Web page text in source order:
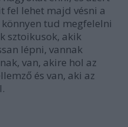
fel lehet majd vésni a
tud megfelelni
sztoikusok, akik
lépni, vannak
van, akire hol az
és van, aki az